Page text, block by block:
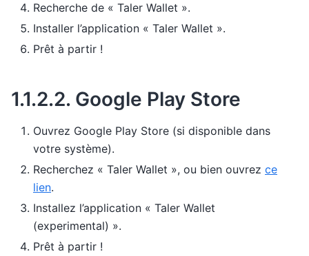
Recherche de « Taler Wallet ».
Installer l’application « Taler Wallet ».
Prêt à partir !
1.1.2.2. Google Play Store
Ouvrez Google Play Store (si disponible dans
votre système).
Recherchez « Taler Wallet », ou bien ouvrez ce
lien.
Installez l’application « Taler Wallet
(experimental) ».
Prêt à partir !